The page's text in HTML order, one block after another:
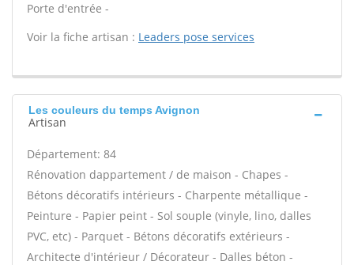
Porte d'entrée -
Voir la fiche artisan : Leaders pose services
Les couleurs du temps Avignon
Artisan
Département: 84
Rénovation dappartement / de maison - Chapes -
Bétons décoratifs intérieurs - Charpente métallique -
Peinture - Papier peint - Sol souple (vinyle, lino, dalles
PVC, etc) - Parquet - Bétons décoratifs extérieurs -
Architecte d'intérieur / Décorateur - Dalles béton -